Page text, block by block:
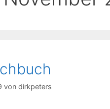
von dirkpeters